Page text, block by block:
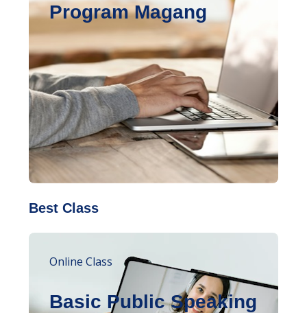
Program Magang
Best Class
Online Class
Basic Public Speaking